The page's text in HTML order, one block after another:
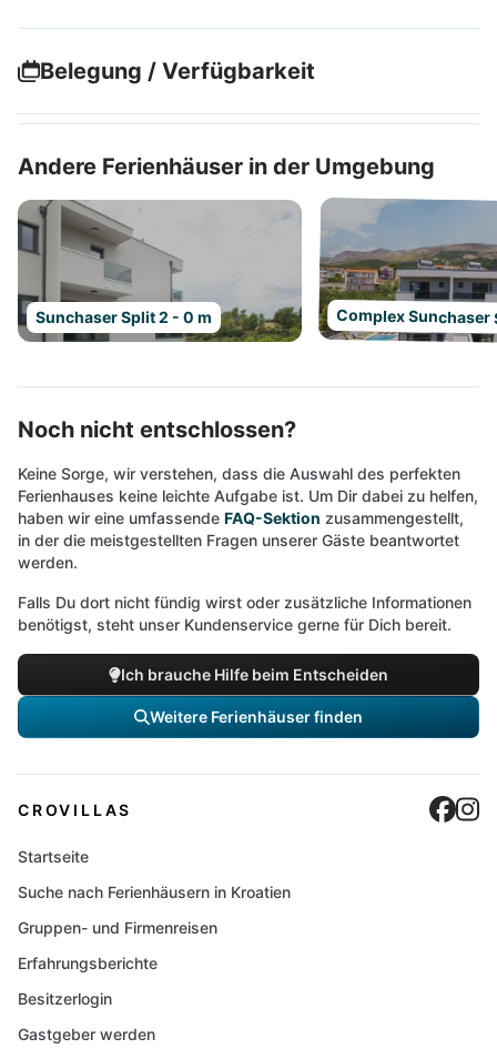
Belegung / Verfügbarkeit
Andere Ferienhäuser in der Umgebung
Sunchaser Split 2 - 0 m Complex Sunchaser
Noch nicht entschlossen?
Keine Sorge, wir verstehen, dass die Auswahl des perfekten
Ferienhauses keine leichte Aufgabe ist. Um Dir dabei zu helfen,
haben wir eine umfassende FAQ-Sektion zusammengestellt,
in der die meistgestellten Fragen unserer Gäste beantwortet
werden.
Falls Du dort nicht fündig wirst oder zusätzliche Informationen
benötigst, steht unser Kundenservice gerne für Dich bereit.
Ich brauche Hilfe beim Entscheiden
Weitere Ferienhäuser finden
CROVILLAS
Startseite
Suche nach Ferienhäusern in Kroatien
Gruppen- und Firmenreisen
Erfahrungsberichte
Besitzerlogin
Gastgeber werden